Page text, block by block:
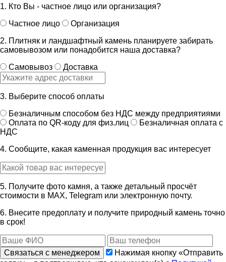
1. Кто Вы - частное лицо или организация?
Частное лицо
Организация
2. Плитняк и ландшафтный камень планируете забирать
самовывозом или понадобится наша доставка?
Самовывоз
Доставка
3. Выберите способ оплаты
Безналичным способом без НДС между предприятиями
Оплата по QR-коду для физ.лиц
Безналичная оплата с
НДС
4. Сообщите, какая каменная продукция вас интересует
5. Получите фото камня, а также детальный просчёт
стоимости в MAX, Telegram или электронную почту.
6. Внесите предоплату и получите природный камень точно
в срок!
Связаться с менеджером
Нажимая кнопку «Отправить